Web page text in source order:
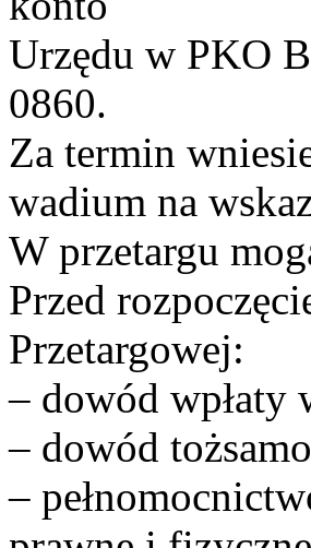
Urzędu w PKO
0860.
Za termin
wadium na
W przetargu
Przed
Przetargowej:
– dowód wpłaty
– dowód
–